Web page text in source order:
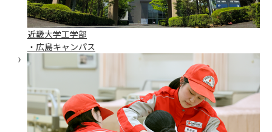
近畿大学工学部
・広島キャンパス